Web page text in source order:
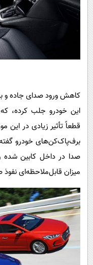
کاهش ورود صدای جاده و
قطعاً تأثیر زیادی در این
برف‌پاک‌کن‌های خودرو
صدا در داخل کابین
میزان قابل‌ملاحظه‌ای